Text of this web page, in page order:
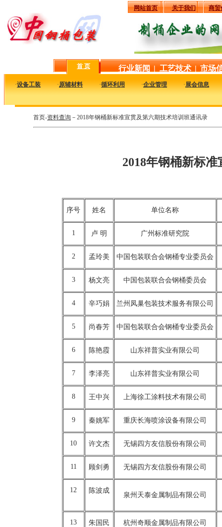
网站首页 关于我们 商贸
首 页 行业新闻 | 工艺技术 | 市场
·设备工装 ·原辅材料 ·循环利用 ·企业管理 ·展会信息
首页-资料查询 －2018年钢桶新标准宣贯及第六期技术培训班通讯录
2018年钢桶新标
序号 姓名 单位名称
1 卢 明 广州标准研究院
2 孟玲美 中国包装联合会钢桶专业委员会
3 杨文亮 中国包装联合会钢桶委员会
4 辛巧娟 兰州凤巢包装技术服务有限公司
5 尚春芳 中国包装联合会钢桶专业委员会
6 陈艳霞 山东祥普实业有限公司
7 李泽亮 山东祥普实业有限公司
8 王中兴 上海徐工涂料技术有限公司
9 秦姚军 重庆长海喷涂设备有限公司
10 许文杰 无锡四方友信股份有限公司
11 顾剑勇 无锡四方友信股份有限公司
12 陈波成
泉州天泰金属制品有限公司
13 朱国民 杭州奇顺金属制品有限公司